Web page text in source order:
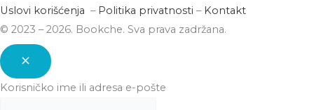
Uslovi korišćenja – Politika privatnosti – Kontakt
© 2023 – 2026. Bookche. Sva prava zadržana.
Korisničko ime ili adresa e-pošte